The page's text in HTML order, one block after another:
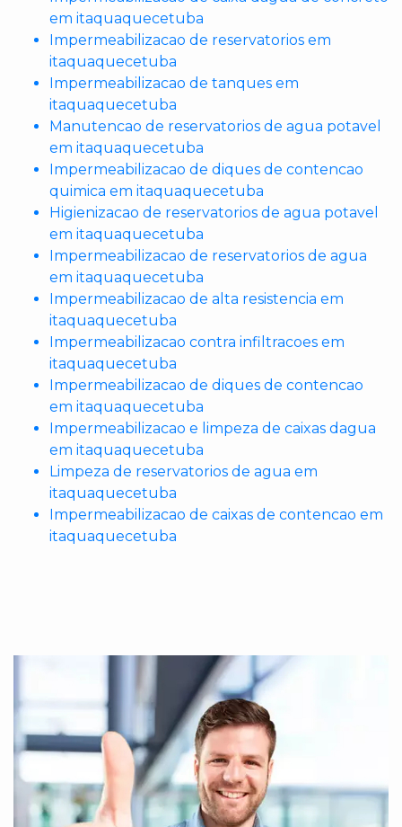
em itaquaquecetuba
Impermeabilizacao de reservatorios em
itaquaquecetuba
Impermeabilizacao de tanques em
itaquaquecetuba
Manutencao de reservatorios de agua potavel
em itaquaquecetuba
Impermeabilizacao de diques de contencao
quimica em itaquaquecetuba
Higienizacao de reservatorios de agua potavel
em itaquaquecetuba
Impermeabilizacao de reservatorios de agua
em itaquaquecetuba
Impermeabilizacao de alta resistencia em
itaquaquecetuba
Impermeabilizacao contra infiltracoes em
itaquaquecetuba
Impermeabilizacao de diques de contencao
em itaquaquecetuba
Impermeabilizacao e limpeza de caixas dagua
em itaquaquecetuba
Limpeza de reservatorios de agua em
itaquaquecetuba
Impermeabilizacao de caixas de contencao em
itaquaquecetuba